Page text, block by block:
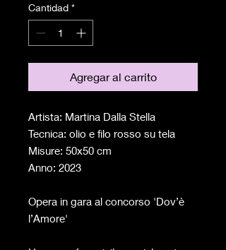
Cantidad *
Agregar al carrito
Artista: Martina Dalla Stella
Tecnica: olio e filo rosso su tela
Misure: 50x50 cm
Anno: 2023
Opera in gara al concorso 'Dov’è
l’Amore'